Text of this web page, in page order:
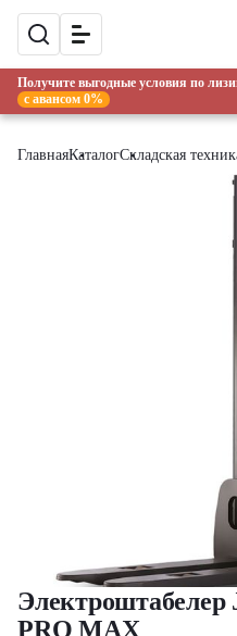
Получите выгодные условия по
с авансом 0%
ГлавнаяКаталогСкладская
Электроштабелер
PRO MAX